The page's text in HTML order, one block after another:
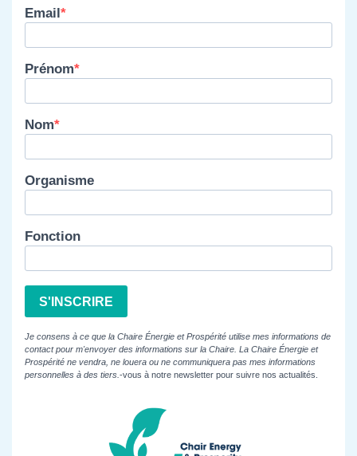
Email
Prénom
Nom
Organisme
Fonction
S'INSCRIRE
Je consens à ce que la Chaire Énergie et Prospérité utilise mes informations de
contact pour m'envoyer des informations sur la Chaire. La Chaire Énergie et
Prospérité ne vendra, ne louera ou ne communiquera pas mes informations
personnelles à des tiers. -vous à notre newsletter pour suivre nos actualités.